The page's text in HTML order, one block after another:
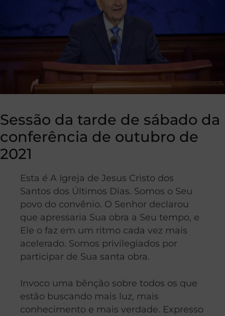
Sessão da tarde de sábado da
conferência de outubro de
2021
Esta é A Igreja de Jesus Cristo dos
Santos dos Últimos Dias. Somos o Seu
povo do convênio. O Senhor declarou
que apressaria Sua obra a Seu tempo, e
Ele o faz em um ritmo cada vez mais
acelerado. Somos privilegiados por
participar de Sua santa obra.
Invoco uma bênção sobre todos os que
estão buscando mais luz, mais
conhecimento e mais verdade. Expresso